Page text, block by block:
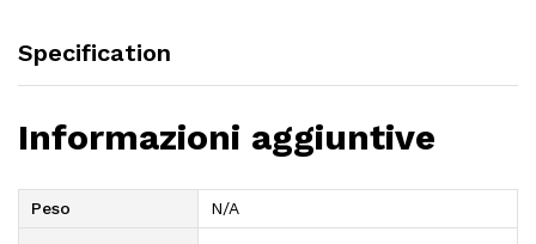
Specification
Informazioni aggiuntive
Peso N/A